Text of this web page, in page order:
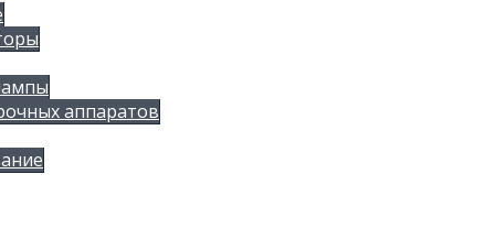
аппаратов